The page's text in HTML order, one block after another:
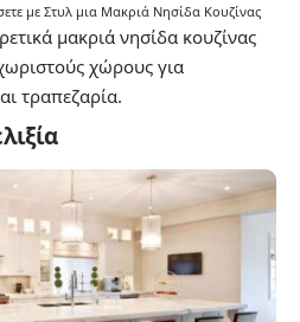
με Στυλ μια Μακριά Νησίδα Κουζίνας
μακριά νησίδα κουζίνας
χώρους για
τραπεζαρία.